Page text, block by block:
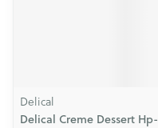
Delical
Delical Creme Dessert Hp-